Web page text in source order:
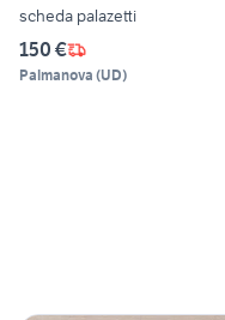
scheda palazetti
150 €
Palmanova (UD)